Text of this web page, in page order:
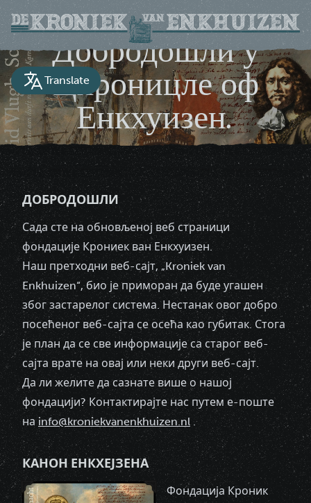
Translate
Добродошли у
Цхроницле оф
Енкхуизен.
Историјски документ за град Енкхуизен
ДОБРОДОШЛИ
Сада сте на обновљеној веб страници
фондације Крониек ван Енкхуизен.
Наш претходни веб-сајт, „Kroniek van
Enkhuizen“, био је приморан да буде угашен
због застарелог система. Нестанак овог добро
посећеног веб-сајта се осећа као губитак. Стога
је план да се све информације са старог веб-
сајта врате на овај или неки други веб-сајт.
Да ли желите да сазнате више о нашој
фондацији? Контактирајте нас путем е-поште
на info@kroniekvanenkhuizen.nl .
КАНОН ЕНКХЕЈЗЕНА
Фондација Кроник